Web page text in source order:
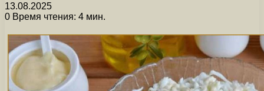
13.08.2025
0 Время чтения: 4 мин.